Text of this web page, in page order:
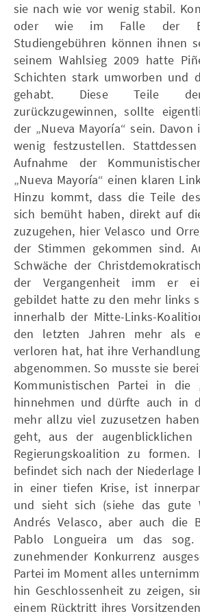
sie nach wie vor wenig stabil.
oder wie im Falle der
Studiengebühren können ihnen
seinem Wahlsieg 2009 hatte
Schichten stark umworben und
gehabt. Diese Teile der
zurückzugewinnen, sollte
der „Nueva Mayoría“ sein.
wenig festzustellen.
Aufnahme der
„Nueva Mayoría“ einen klaren
Hinzu kommt, dass die Teile
sich bemüht haben, direkt auf
zuzugehen, hier Velasco und
der Stimmen gekommen sind.
Schwäche der
der Vergangenheit imm er
gebildet hatte zu den mehr links
innerhalb der Mitte-Links-
den letzten Jahren mehr als
verloren hat, hat ihre
abgenommen. So musste sie
Kommunistischen Partei in die
hinnehmen und dürfte auch in
mehr allzu viel zuzusetzen
geht, aus der augenblicklichen
Regierungskoalition zu formen.
befindet sich nach der Niederlage
in einer tiefen Krise, ist
und sieht sich (siehe das gute
Andrés Velasco, aber auch die
Pablo Longueira um das sog.
zunehmender Konkurrenz
Partei im Moment alles
hin Geschlossenheit zu zeigen,
einem Rücktritt ihres